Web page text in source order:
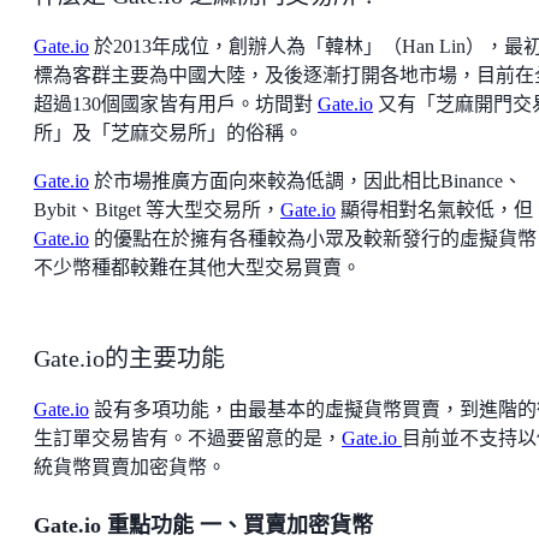
Gate.io 於2013年成位，創辦人為「韓林」（Han Lin），最
標為客群主要為中國大陸，及後逐漸打開各地市場，目前在
超過130個國家皆有用戶。坊間對 Gate.io 又有「芝麻開門交
所」及「芝麻交易所」的俗稱。
Gate.io 於市場推廣方面向來較為低調，因此相比Binance、
Bybit、Bitget 等大型交易所， Gate.io 顯得相對名氣較低，但
Gate.io 的優點在於擁有各種較為小眾及較新發行的虛擬貨
不少幣種都較難在其他大型交易買賣。
Gate.io的主要功能
Gate.io 設有多項功能，由最基本的虛擬貨幣買賣，到進階
生訂單交易皆有。不過要留意的是， Gate.io 目前並不支持
統貨幣買賣加密貨幣。
Gate.io 重點功能 一、買賣加密貨幣